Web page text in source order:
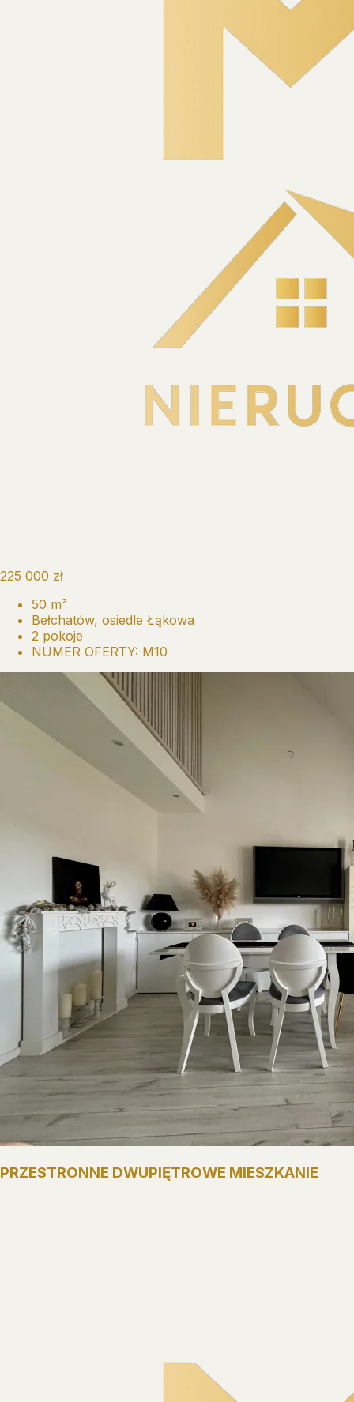
225 000 zł
50 m²
Bełchatów, osiedle Łąkowa
2 pokoje
NUMER OFERTY: M10
PRZESTRONNE DWUPIĘTROWE MIESZKANIE